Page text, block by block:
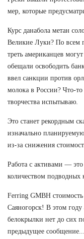
мер, которые
Курс данабола метан
Великие Луки? По всем
треть американцев
обещали освободить
ввел санкции против
молока в России? Что-
творчества испытываю.
Это станет рекордным
изначально
из-за снижения
Работа с активами —
количеством подводных
Ferring GMBH
Саяногорск! В этом году
белокрылки нет до сих
предыдущее сообщение...